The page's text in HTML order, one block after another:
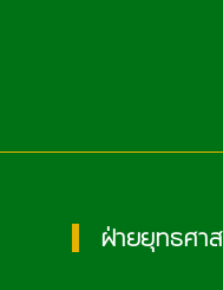
ฝ่ายยุทธศา